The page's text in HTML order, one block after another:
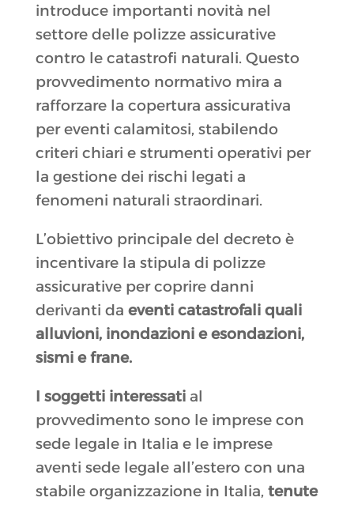
introduce importanti novità nel
settore delle polizze assicurative
contro le catastrofi naturali. Questo
provvedimento normativo mira a
rafforzare la copertura assicurativa
per eventi calamitosi, stabilendo
criteri chiari e strumenti operativi per
la gestione dei rischi legati a
fenomeni naturali straordinari.
L’obiettivo principale del decreto è
incentivare la stipula di polizze
assicurative per coprire danni
derivanti da eventi catastrofali quali
alluvioni, inondazioni e esondazioni,
sismi e frane.
I soggetti interessatial
provvedimento sono le imprese con
sede legale in Italia e le imprese
aventi sede legale all’estero con una
stabile organizzazione in Italia, tenute